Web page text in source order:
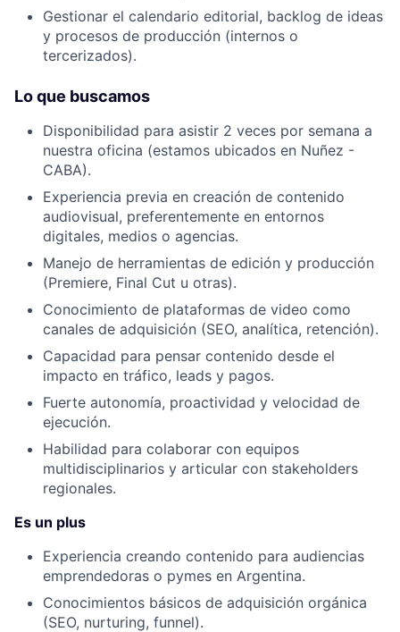
Gestionar el calendario editorial, backlog de ideas
y procesos de producción (internos o
tercerizados).
Lo que buscamos
Disponibilidad para asistir 2 veces por semana a
nuestra oficina (estamos ubicados en Nuñez -
CABA).
Experiencia previa en creación de contenido
audiovisual, preferentemente en entornos
digitales, medios o agencias.
Manejo de herramientas de edición y producción
(Premiere, Final Cut u otras).
Conocimiento de plataformas de video como
canales de adquisición (SEO, analítica, retención).
Capacidad para pensar contenido desde el
impacto en tráfico, leads y pagos.
Fuerte autonomía, proactividad y velocidad de
ejecución.
Habilidad para colaborar con equipos
multidisciplinarios y articular con stakeholders
regionales.
Es un plus
Experiencia creando contenido para audiencias
emprendedoras o pymes en Argentina.
Conocimientos básicos de adquisición orgánica
(SEO, nurturing, funnel).